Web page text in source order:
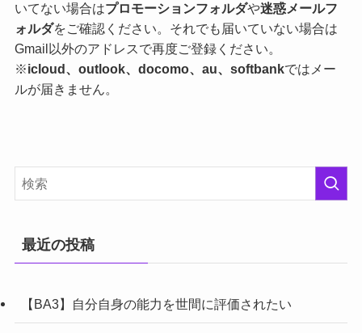
いてない場合はプロモーションフォルダや迷惑メールフ
ォルダをご確認ください。それでも届いていない場合は
Gmail以外のアドレスで再度ご登録ください。
※icloud、outlook、docomo、au、softbankではメー
ルが届きません。
最近の投稿
【BA3】自分自身の能力を世間に評価されたい